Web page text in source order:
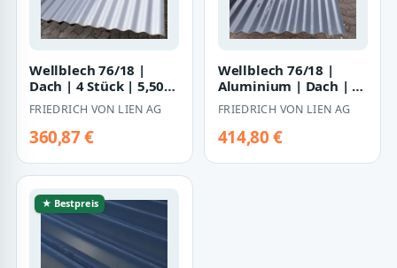
Wellblech 76/18 |
Dach | 4 Stück | 5,50
m Länge |
Weißaluminium (
RAL…
FRIEDRICH VON LIEN AG
360,87 €
Wellblech 76/18 |
Aluminium | Dach | 5
Stück | 3,00 m Länge |
Anthrazi…
FRIEDRICH VON LIEN AG
414,80 €
★ Bestpreis